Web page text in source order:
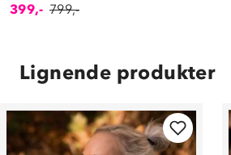
399,- 799,-
Lignende produkter